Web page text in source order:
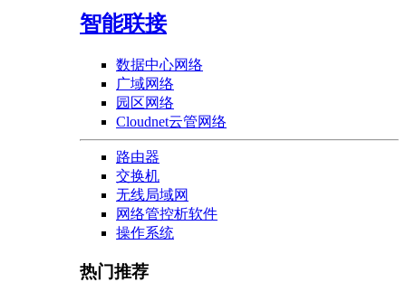
智能联接
数据中心网络
广域网络
园区网络
Cloudnet云管网络
路由器
交换机
无线局域网
网络管控析软件
操作系统
热门推荐